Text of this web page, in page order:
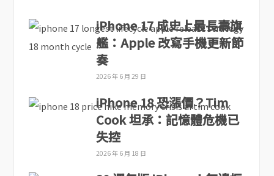
iPhone 17 成史上最長壽旗
艦：Apple 改寫手機更新節
奏
2026 年 6 月 29 日
iPhone 18 恐漲價？Tim
Cook 坦承：記憶體危機已
失控
2026 年 6 月 18 日